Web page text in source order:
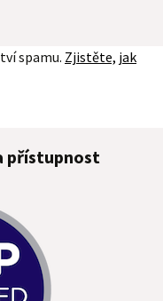
spamu. Zjistěte, jak
přístupnost